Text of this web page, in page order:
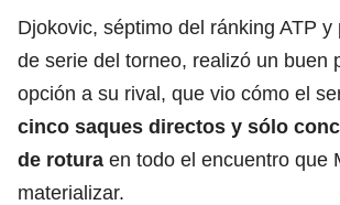
Djokovic, séptimo del ránking ATP y
de serie del torneo, realizó un buen
opción a su rival, que vio cómo el
cinco saques directos y sólo
de rotura en todo el encuentro que
materializar.